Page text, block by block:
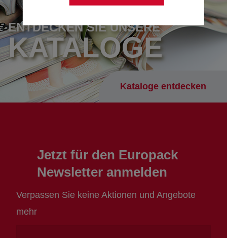
ENTDECKEN SIE UNSERE
KATALOGE
Kataloge entdecken
Jetzt für den Europack
Newsletter anmelden
Verpassen Sie keine Aktionen und Angebote
mehr